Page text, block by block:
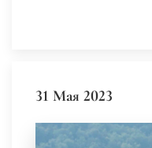
31 Мая 2023